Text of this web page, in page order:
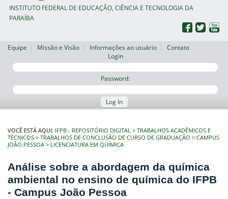
INSTITUTO FEDERAL DE EDUCAÇÃO, CIÊNCIA E TECNOLOGIA DA
PARAÍBA
Equipe Missão e Visão Informações ao usuário
Contato
Login
Password:
Log In
VOCÊ ESTÁ AQUI: IFPB - REPOSITÓRIO DIGITAL
TRABALHOS ACADÊMICOS E
TÉCNICOS
TRABALHOS DE CONCLUSÃO DE CURSO DE GRADUAÇÃO
CAMPUS
JOÃO PESSOA
LICENCIATURA EM QUÍMICA
Análise sobre a abordagem da química
ambiental no ensino de química do IFPB
- Campus João Pessoa